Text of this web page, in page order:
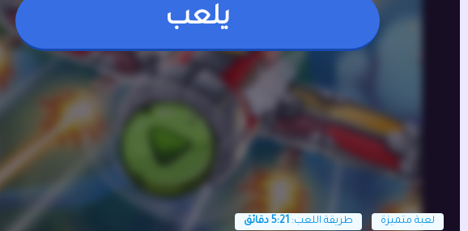
يلعب
لعبة متميزة طريقة اللعب: 5:21 دقائق